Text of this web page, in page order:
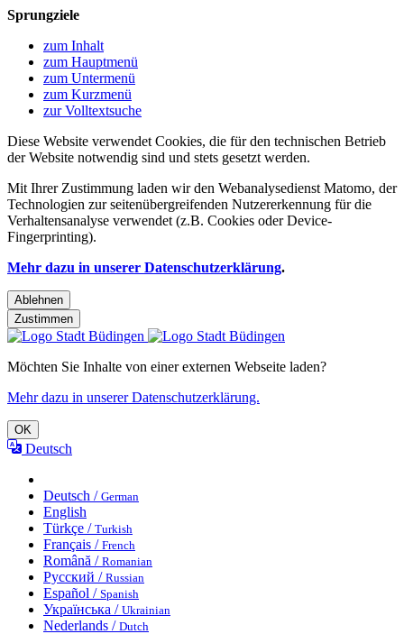
Sprungziele
zum Inhalt
zum Hauptmenü
zum Untermenü
zum Kurzmenü
zur Volltextsuche
Diese Website verwendet Cookies, die für den technischen Betrieb
der Website notwendig sind und stets gesetzt werden.
Mit Ihrer Zustimmung laden wir den Webanalysedienst Matomo, der
Technologien zur seitenübergreifenden Nutzererkennung für die
Verhaltensanalyse verwendet (z.B. Cookies oder Device-
Fingerprinting).
Mehr dazu in unserer Datenschutzerklärung.
Ablehnen
Zustimmen
Möchten Sie Inhalte von einer externen Webseite laden?
Mehr dazu in unserer Datenschutzerklärung.
OK
Deutsch
Deutsch / German
English
Türkçe / Turkish
Français / French
Română / Romanian
Русский / Russian
Español / Spanish
Українська / Ukrainian
Nederlands / Dutch